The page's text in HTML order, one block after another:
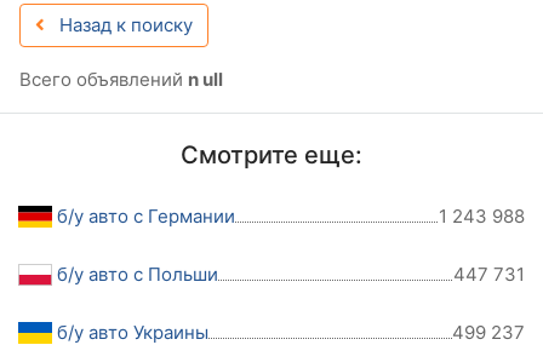
Назад к поиску
Всего объявлений n ull
Смотрите еще:
б/у авто с Германии 1 243 988
б/у авто с Польши 447 731
б/у авто Украины 499 237